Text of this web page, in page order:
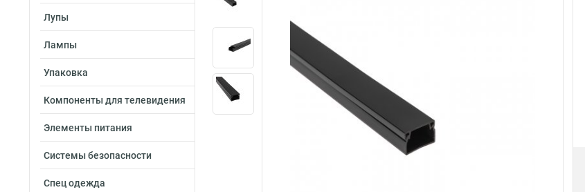
Лупы
Лампы
Упаковка
Компоненты для телевидения
Элементы питания
Системы безопасности
Спец одежда